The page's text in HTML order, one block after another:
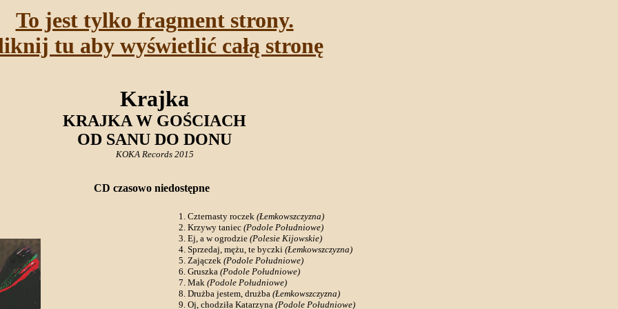
To jest tylko fragment strony.
tu aby wyświetlić całą stronę
Krajka
KRAJKA W GOŚCIACH
OD SANU DO DONU
KOKA Records 2015
CD czasowo niedostępne
Czternasty roczek (Łemkowszczyzna)
Krzywy taniec (Podole Południowe)
Ej, a w ogrodzie (Polesie Kijowskie)
Sprzedaj, mężu, te byczki (Łemkowszczyzna)
Zajączek (Podole Południowe)
Gruszka (Podole Południowe)
Mak (Podole Południowe)
Drużba jestem, drużba (Łemkowszczyzna)
Oj, chodziła Katarzyna (Podole Południowe)